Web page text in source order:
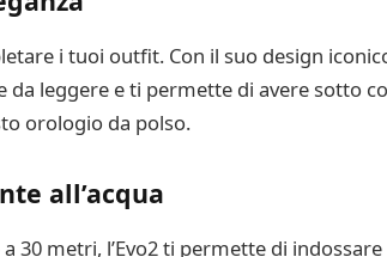
i tuoi outfit. Con il suo design
da leggere e ti permette di avere sotto
orologio da polso.
all’acqua
a 30 metri, l’Evo2 ti permette di